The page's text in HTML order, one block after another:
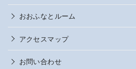
おおふなとルーム
アクセスマップ
お問い合わせ